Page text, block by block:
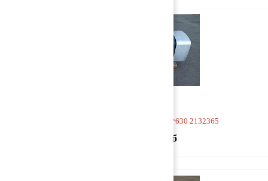
Бак топливный 1550*680*630 2132365
70 000 руб